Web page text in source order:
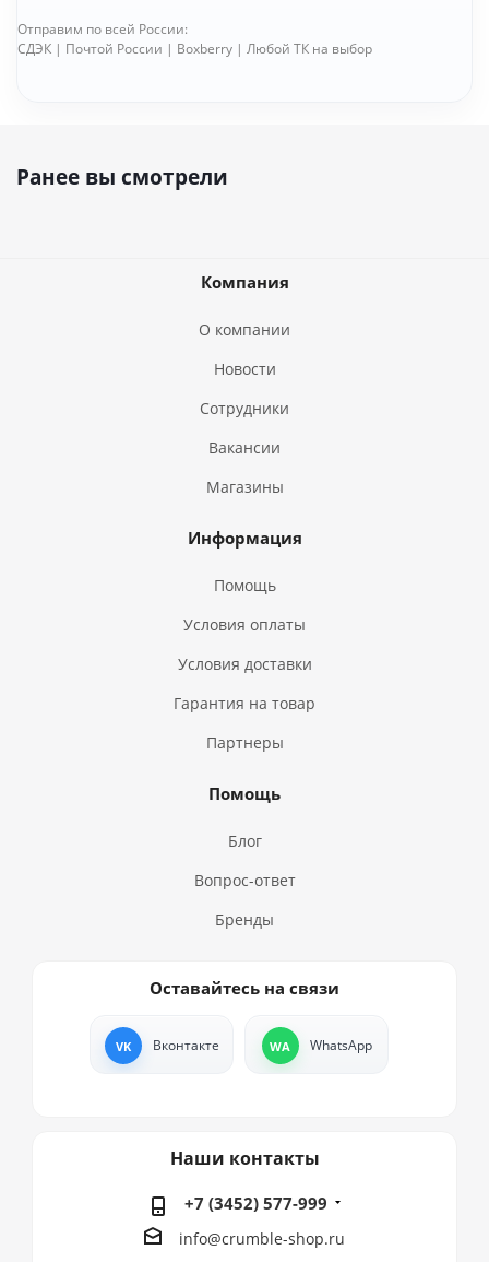
Отправим по всей России:
СДЭК | Почтой России | Boxberry | Любой ТК на выбор
Ранее вы смотрели
Компания
О компании
Новости
Сотрудники
Вакансии
Магазины
Информация
Помощь
Условия оплаты
Условия доставки
Гарантия на товар
Партнеры
Помощь
Блог
Вопрос-ответ
Бренды
Оставайтесь на связи
Вконтакте WhatsApp
Наши контакты
+7 (3452) 577-999
info@crumble-shop.ru